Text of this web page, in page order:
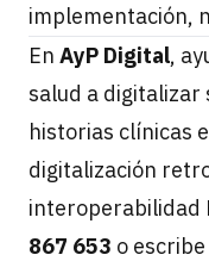
implementación,
En AyP Digital,
salud a digitalizar
historias clínicas
digitalización
interoperabilidad
867 653 o escribe